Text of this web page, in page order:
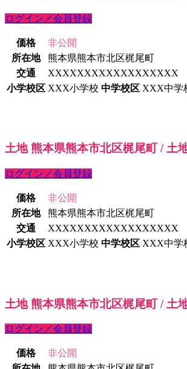
ログイン／会員登録
価格
非公開
所在地
熊本県熊本市北区梶尾町
交通
XXXXXXXXXXXXXXXXXX
小学校区 XXX小学校 中学校区 XXX中学
土地 熊本県熊本市北区梶尾町 / 土
ログイン／会員登録
価格
非公開
所在地
熊本県熊本市北区梶尾町
交通
XXXXXXXXXXXXXXXXXX
小学校区 XXX小学校 中学校区 XXX中学
土地 熊本県熊本市北区梶尾町 / 土
ログイン／会員登録
価格
非公開